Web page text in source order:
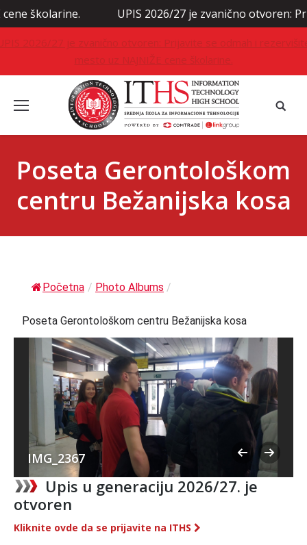
UPIS 2026/27 je zvanično otvoren:
2026/27 je zvanično otvoren: Prijavite se odmah i
mesto uz NAJNIŽE cene školarine.
Poseta Gerontološkom
centru Bežanijska kosa
Početna / Photo Albums /
Poseta Gerontološkom centru Bežanijska kosa
IMG_2367
Upis u generaciju 2026/27. je
otvoren
Kliknite ovde da se prijavite na ITHS